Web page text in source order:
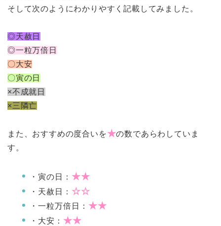
そして次のようにわかりやすく記載してみました。
◎天赦日
◎一粒万倍日
〇大安
〇寅の日
×不成就日
×三隣亡
また、おすすめの度合いを★の数であらわしていま
す。
・寅の日： ★★
・天赦日： ☆☆
・一粒万倍日： ★★
・大安： ★★